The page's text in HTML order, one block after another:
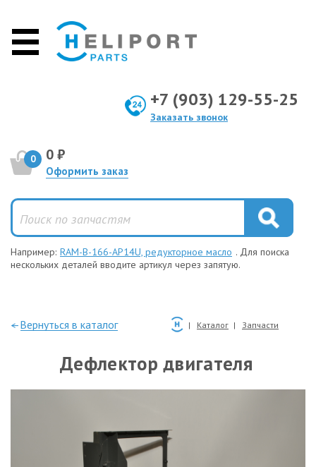
+7 (903) 129-55-25
Заказать звонок
0 0 ₽
Оформить заказ
Например: RAM-B-166-AP14U, редукторное масло . Для поиска
нескольких деталей вводите артикул через запятую.
—Вернуться в каталог Каталог Запчасти
Дефлектор двигателя